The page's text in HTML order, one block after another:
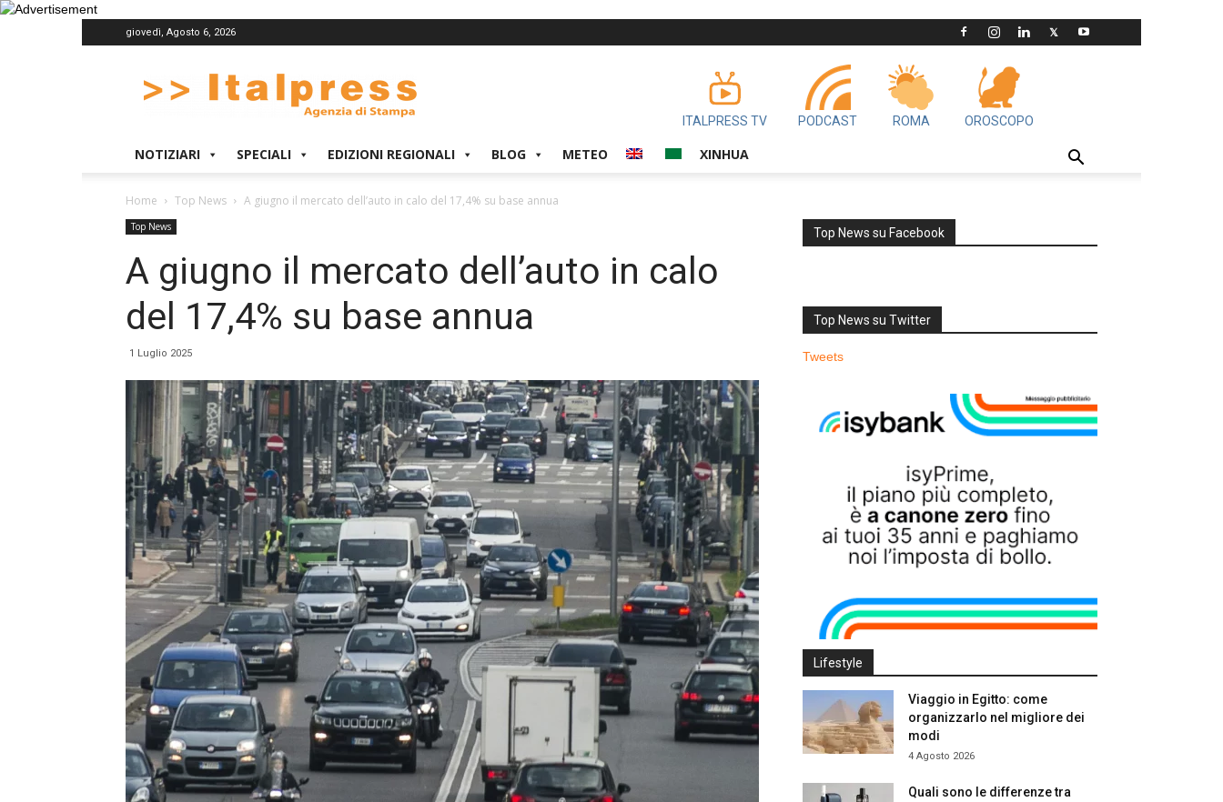
giovedì, Agosto 6, 2026
ITALPRESS TV PODCAST ROMA OROSCOPO
NOTIZIARI SPECIALI EDIZIONI REGIONALI BLOG METEO XINHUA
Home Top News A giugno il mercato dell’auto in calo del 17,4% su base annua
Top News
A giugno il mercato dell’auto in calo
del 17,4% su base annua
1 Luglio 2025
Top News su Facebook
Top News su Twitter
Tweets
Lifestyle
Viaggio in Egitto: come
organizzarlo nel migliore dei
modi
4 Agosto 2026
Quali sono le differenze tra